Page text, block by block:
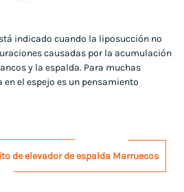
indicado cuando la liposucción no
causadas por la acumulación
y la espalda. Para muchas
el espejo es un pensamiento
de elevador de espalda Marruecos